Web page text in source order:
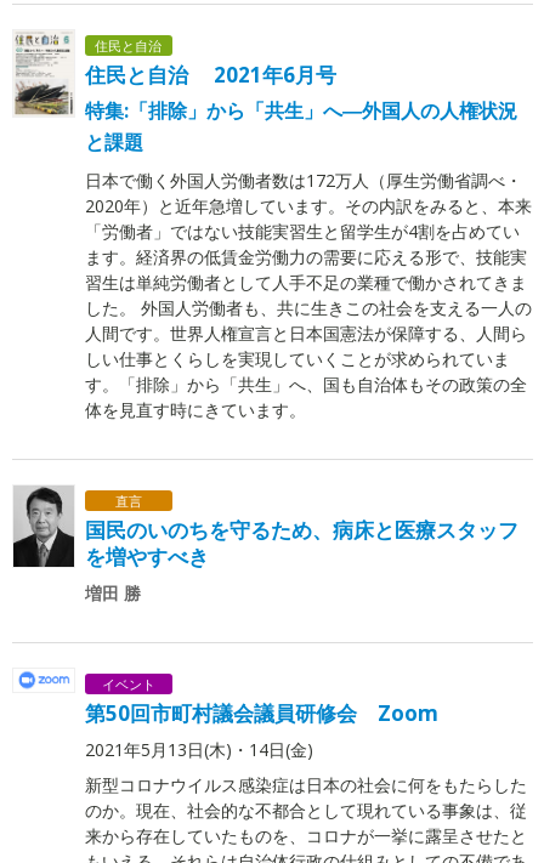
住民と自治
住民と自治 2021年6月号
特集:「排除」から「共生」へ―外国人の人権状況
と課題
日本で働く外国人労働者数は172万人（厚生労働省調べ・
2020年）と近年急増しています。その内訳をみると、本来
「労働者」ではない技能実習生と留学生が4割を占めてい
ます。経済界の低賃金労働力の需要に応える形で、技能実
習生は単純労働者として人手不足の業種で働かされてきま
した。 外国人労働者も、共に生きこの社会を支える一人の
人間です。世界人権宣言と日本国憲法が保障する、人間ら
しい仕事とくらしを実現していくことが求められていま
す。「排除」から「共生」へ、国も自治体もその政策の全
体を見直す時にきています。
直言
国民のいのちを守るため、病床と医療スタッフ
を増やすべき
増田 勝
イベント
第50回市町村議会議員研修会 Zoom
2021年5月13日(木)・14日(金)
新型コロナウイルス感染症は日本の社会に何をもたらした
のか。現在、社会的な不都合として現れている事象は、従
来から存在していたものを、コロナが一挙に露呈させたと